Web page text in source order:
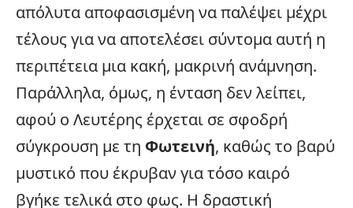
απόλυτα αποφασισμένη να παλέψει μέχρι
τέλους για να αποτελέσει σύντομα αυτή η
περιπέτεια μια κακή, μακρινή ανάμνηση.
Παράλληλα, όμως, η ένταση δεν λείπει,
αφού ο Λευτέρης έρχεται σε σφοδρή
σύγκρουση με τη Φωτεινή, καθώς το βαρύ
μυστικό που έκρυβαν για τόσο καιρό
βγήκε τελικά στο φως. Η δραστική